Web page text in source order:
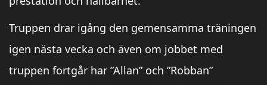
Truppen drar igång den gemensamma träningen
igen nästa vecka och även om jobbet med
truppen fortgår har ”Allan” och ”Robban”